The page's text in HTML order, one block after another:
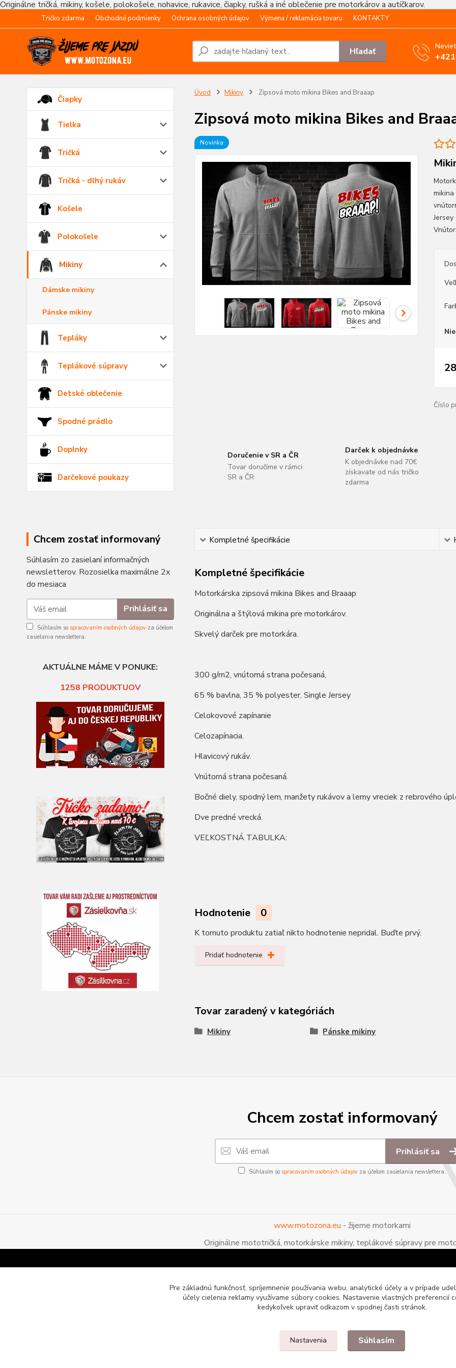
Originálne tričká, mikiny, košele, polokošele, nohavice, rukavice, čiapky, rušká a iné oblečenie pre motorkárov a autíčkarov.
Tričko zdarma Obchodné podmienky Ochrana osobných údajov Výmena / reklamácia tovaru KONTAKTY
Hľadať
Čiapky
Tielka
Tričká
Tričká - dlhý rukáv
Košele
Polokošele
Mikiny
Dámske mikiny
Pánske mikiny
Tepláky
Teplákové súpravy
Detské oblečenie
Spodné prádlo
Doplnky
Darčekové poukazy
Chcem zostať informovaný
Súhlasím zo zasielaní informačných
newsletterov. Rozosielka maximálne 2x
do mesiaca
Prihlásiť sa
Súhlasím so spracovaním osobných údajov za účelom
zasielania newslettera.
AKTUÁLNE MÁME V PONUKE:
1258 PRODUKTUOV
Úvod Mikiny Zipsová moto mikina Bikes and Braaap
Zipsová moto mikina Bikes and
Novinka
Číslo
Doručenie v SR a ČR
Tovar doručíme v rámci
SR a ČR
Darček k objednávke
K objednávke nad 70€
získavate od nás tričko
zdarma
Kompletné špecifikácie
Kompletné špecifikácie
Motorkárska zipsová mikina Bikes and Braaap
Originálna a štýlová mikina pre motorkárov.
Skvelý darček pre motorkára.
300 g/m2, vnútorná strana počesaná,
65 % bavlna, 35 % polyester, Single Jersey
Celokovové zapínanie
Celozapínacia.
Hlavicový rukáv.
Vnútorná strana počesaná.
Bočné diely, spodný lem, manžety rukávov a lemy vreciek z rebrového
Dve predné vrecká.
VEĽKOSTNÁ TABULKA:
Hodnotenie 0
K tomuto produktu zatiaľ nikto hodnotenie nepridal. Buďte prvý.
Pridať hodnotenie
Tovar zaradený v kategóriách
Mikiny Pánske mikiny
Chcem zostať informovaný
Prihlásiť sa
Súhlasím so spracovaním osobných údajov za účelom zasielania newslettera.
www.motozona.eu - žijeme motorkami
Originálne mototričká, motorkárske mikiny, teplákové súpravy pre
Pre základnú funkčnosť, spríjemnenie používania webu, analytické účely a v prípade
účely cielenia reklamy využívame súbory cookies. Nastavenie vlastných preferencií
kedykoľvek upraviť odkazom v spodnej časti stránok.
Nastavenia Súhlasím